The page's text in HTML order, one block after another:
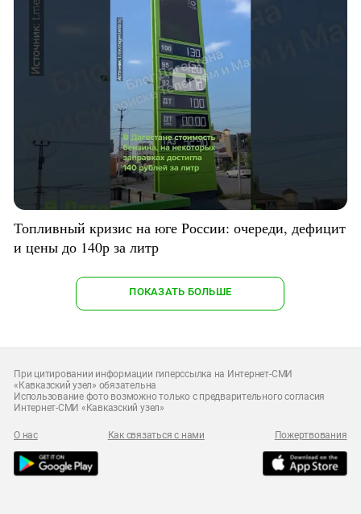
Топливный кризис на юге России: очереди, дефицит
и цены до 140р за литр
ПОКАЗАТЬ БОЛЬШЕ
При цитировании информации гиперссылка на Интернет-СМИ
«Кавказский узел» обязательна
Использование фото возможно только с предварительного согласия
Интернет-СМИ «Кавказский узел»
О нас Как связаться с нами Пожертвования